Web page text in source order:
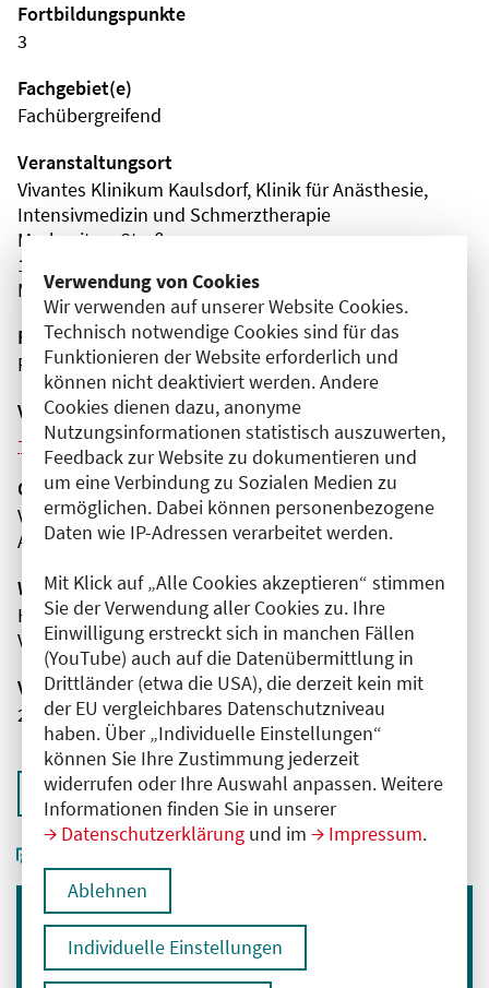
Verwendung von Cookies
Wir verwenden auf unserer Website Cookies.
Technisch notwendige Cookies sind für das
Funktionieren der Website erforderlich und
können nicht deaktiviert werden. Andere
Cookies dienen dazu, anonyme
Nutzungsinformationen statistisch auszuwerten,
Feedback zur Website zu dokumentieren und
um eine Verbindung zu Sozialen Medien zu
ermöglichen. Dabei können personenbezogene
Daten wie IP-Adressen verarbeitet werden.
Mit Klick auf „Alle Cookies akzeptieren“ stimmen
Sie der Verwendung aller Cookies zu. Ihre
Einwilligung erstreckt sich in manchen Fällen
(YouTube) auch auf die Datenübermittlung in
Drittländer (etwa die USA), die derzeit kein mit
der EU vergleichbares Datenschutzniveau
haben. Über „Individuelle Einstellungen“
können Sie Ihre Zustimmung jederzeit
widerrufen oder Ihre Auswahl anpassen. Weitere
Informationen finden Sie in unserer
Datenschutzerklärung und im Impressum.
Ablehnen
Individuelle Einstellungen
Fortbildungspunkte
3
Fachgebiet(e)
Fachübergreifend
Veranstaltungsort
Vivantes Klinikum Kaulsdorf, Klinik für Anästhesie,
Intensivmedizin und Schmerztherapie
Myslowitzer Straße
12621 Berlin
Marzahn-Hellersdorf
Fortbildungsformat
Präsenz
Veranstaltungsreihe
Weitere Veranstaltungen dieser Reihe (11)
Organisator(en)
Vivantes Klinikum Kaulsdorf
Anästhesie, Intensivmedizin und Schmerztherapie
Wissenschaftliche Leitung
Herr Dr. med. Jens Rocktäschel
Vivantes Klinikum Kaulsdorf
Veranstaltungsnummer
2761102026032540061
Zurück zur Übersicht
Immer informiert bleiben
Melden Sie sich für unseren Newsletter an: